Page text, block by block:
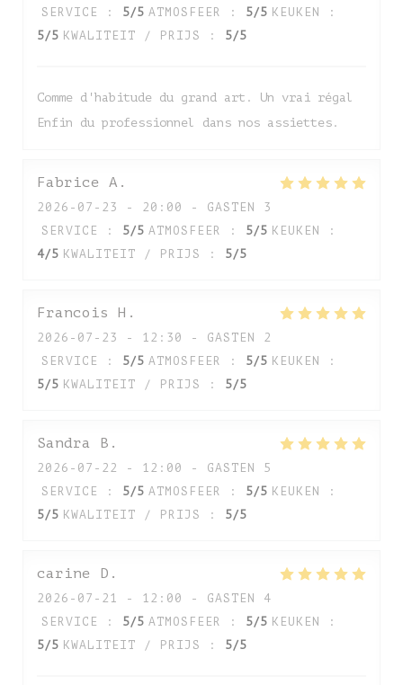
SERVICE
: 5/5 ATMOSFEER : 5/5 KEUKEN
:
5/5 KWALITEIT / PRIJS : 5/5
Comme d'habitude du grand art. Un vrai régal
Enfin du professionnel dans nos assiettes.
Fabrice A
2026-07-23
- 20:00 - GASTEN 3
SERVICE
: 5/5 ATMOSFEER : 5/5 KEUKEN
:
4/5 KWALITEIT / PRIJS : 5/5
Francois H
2026-07-23
- 12:30 - GASTEN 2
SERVICE
: 5/5 ATMOSFEER : 5/5 KEUKEN
:
5/5 KWALITEIT / PRIJS : 5/5
Sandra B
2026-07-22
- 12:00 - GASTEN 5
SERVICE
: 5/5 ATMOSFEER : 5/5 KEUKEN
:
5/5 KWALITEIT / PRIJS : 5/5
carine D
2026-07-21
- 12:00 - GASTEN 4
SERVICE
: 5/5 ATMOSFEER : 5/5 KEUKEN
:
5/5 KWALITEIT / PRIJS : 5/5